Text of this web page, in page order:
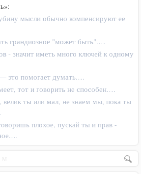
мысли обычно компенсируют ее
грандиозное "может быть".…
- значит иметь много ключей к одному
это помогает думать.…
тот и говорить не способен.…
велик ты или мал, не знаем мы, пока ты
плохое, пускай ты и прав -